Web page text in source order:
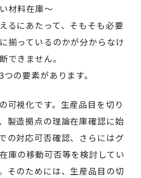
材料在庫～
るにあたって、そもそも必要
揃っているのかが分からなけ
できません。
の要素があります。
可視化です。生産品目を切り
製造拠点の理論在庫確認に始
の対応可否確認、さらにはグ
庫の移動可否等を検討してい
そのためには、生産品目の切